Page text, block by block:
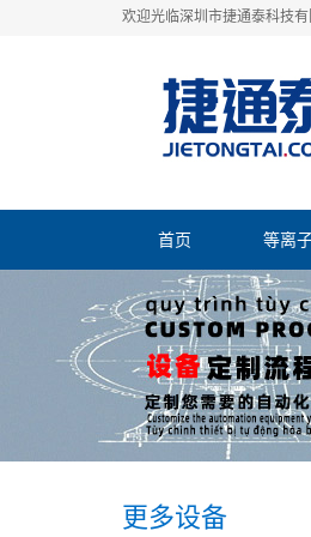
欢迎光临深圳市捷通泰科技有
首页 等离
更多设备